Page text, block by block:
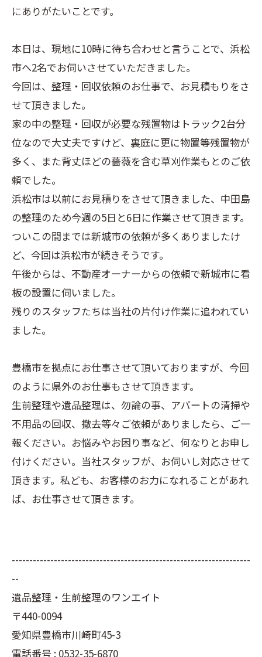
にありがたいことです。
本日は、現地に10時に待ち合わせと言うことで、浜松
市へ2名でお伺いさせていただきました。
今回は、整理・回収依頼のお仕事で、お見積もりをさ
せて頂きました。
家の中の整理・回収が必要な残置物はトラック2台分
位なので大丈夫ですけど、裏庭に更に物置等残置物が
多く、また背丈ほどの薔薇を含む草刈作業もとのご依
頼でした。
浜松市は以前にお見積りをさせて頂きました、中田島
の整理のため今週の5日と6日に作業させて頂きます。
ついこの間までは新城市の依頼が多くありましたけ
ど、今回は浜松市が続きそうです。
午後からは、不動産オーナーからの依頼で新城市に看
板の設置に伺いました。
残りのスタッフたちは当社の片付け作業に追われてい
ました。
豊橋市を拠点にお仕事させて頂いておりますが、今回
のように県外のお仕事もさせて頂きます。
生前整理や遺品整理は、勿論の事、アパートの清掃や
不用品の回収、撤去等々ご依頼がありましたら、ご一
報ください。お悩みやお困り事など、何なりとお申し
付けください。当社スタッフが、お伺いし対応させて
頂きます。私ども、お客様のお力になれることがあれ
ば、お仕事させて頂きます。
--------------------------------------------------------------------
--
遺品整理・生前整理のワンエイト
〒440-0094
愛知県豊橋市川崎町45-3
電話番号 : 0532-35-6870